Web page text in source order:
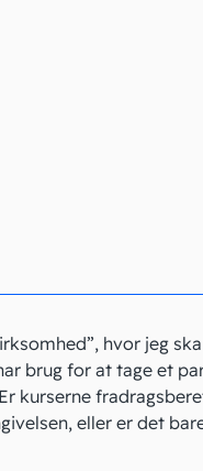
hvor jeg
brug for at tage et
kurserne
eller er det